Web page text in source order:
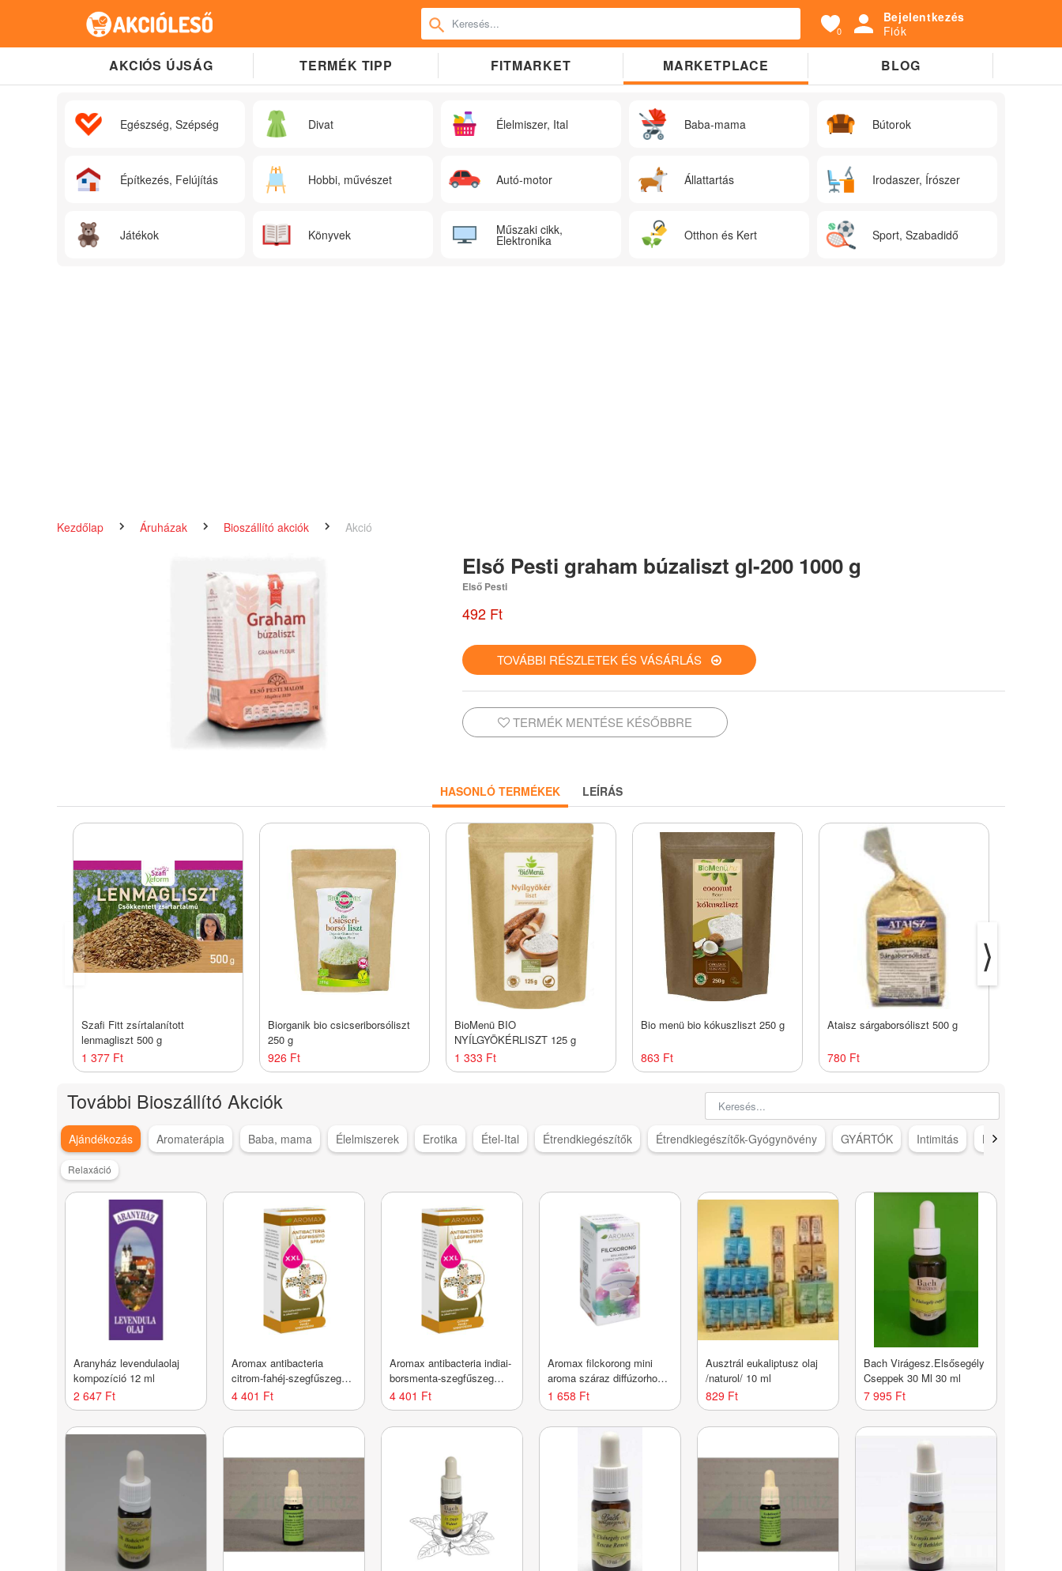
0
Bejelentkezés
Fiók
AKCIÓS ÚJSÁG TERMÉK TIPP FITMARKET MARKETPLACE BLOG
Egészség, Szépség Divat Élelmiszer, Ital Baba-mama Bútorok
Építkezés, Felújítás Hobbi, művészet Autó-motor Állattartás Irodaszer, Írószer
Játékok Könyvek Műszaki cikk,
Elektronika Otthon és Kert Sport, Szabadidő
Kezdőlap Áruházak Bioszállító akciók Akció
Első Pesti graham búzaliszt gl-200 1000 g
Első Pesti
492 Ft
TOVÁBBI RÉSZLETEK ÉS VÁSÁRLÁS
TERMÉK MENTÉSE KÉSŐBBRE
HASONLÓ TERMÉKEK LEÍRÁS
⟨
Szafi Fitt zsírtalanított
lenmagliszt 500 g
1 377 Ft
Biorganik bio csicseriborsóliszt
250 g
926 Ft
BioMenü BIO
NYÍLGYÖKÉRLISZT 125 g
1 333 Ft
Bio menü bio kókuszliszt 250 g
863 Ft
Ataisz sárgaborsóliszt 500 g
780 Ft
⟩
További Bioszállító Akciók
Ajándékozás Aromaterápia Baba, mama Élelmiszerek Erotika Étel-Ital Étrendkiegészítők Étrendkiegészítők-Gyógynövény GYÁRTÓK Intimitás Karácsonyi
Relaxáció
Aranyház levendulaolaj
kompozíció 12 ml
2 647 Ft
Aromax antibacteria
citrom-fahéj-szegfűszeg
spray XXL 40 ml
4 401 Ft
Aromax antibacteria indiai-
borsmenta-szegfűszeg
spray XXL 40 ml
4 401 Ft
Aromax filckorong mini
aroma száraz diffúzorhoz
10 db
1 658 Ft
Ausztrál eukaliptusz olaj
/naturol/ 10 ml
829 Ft
Bach Virágesz.Elsősegély
Cseppek 30 Ml 30 ml
7 995 Ft